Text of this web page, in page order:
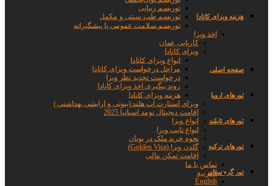
هزینه ویزای کانادا
صفحه اصلی
تورهای اروپا
تورهای تایلند
تورهای ترکیه
تور گرجستان
توریسم زیبایی
توریسم طب سنتی و مکمل
توریسم سلامت عمومی یا پیشگیرانه
اخذ ویزا
کاریابی عمان
ویزای کانادا
انواع ویزای کانادا
مراحل درخواست ویزای کانادا
درخواست تجدید نظر ویزا
روند پیگیری اخذ ویزای کانادا
هزینه ویزای کانادا
ویزای استارت اپ هلند (بیوتی و ارایشی بهداشتی )
اقامت دیجیتال نومد اسپانیا 2025
انواع ویزا
انواع تایپ ویزا
نحوه خرید ملک در یونان
گلدن ویزا (Golden Visa)
اقامت تمکن مالی
تماس با ما
العربية
English